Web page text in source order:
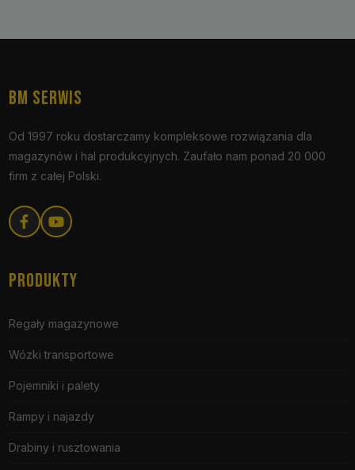
BM SERWIS
Od 1997 roku dostarczamy kompleksowe rozwiązania dla
magazynów i hal produkcyjnych. Zaufało nam ponad 20 000
firm z całej Polski.
PRODUKTY
Regały magazynowe
Wózki transportowe
Pojemniki i palety
Rampy i najazdy
Drabiny i rusztowania